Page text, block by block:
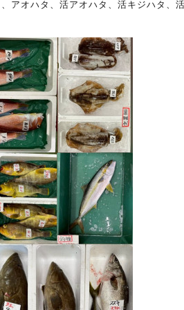
アオハタ、活アオハタ、活キジハタ、